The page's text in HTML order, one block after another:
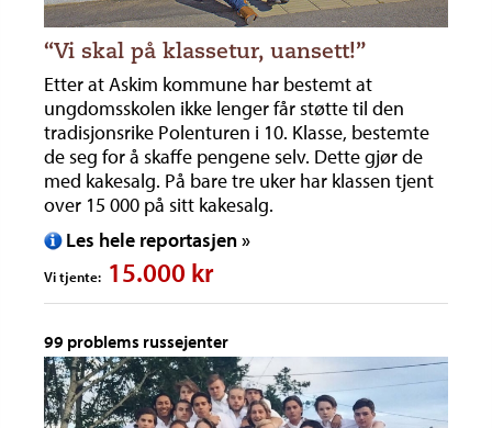
“Vi skal på klassetur, uansett!”
Etter at Askim kommune har bestemt at
ungdomsskolen ikke lenger får støtte til den
tradisjonsrike Polenturen i 10. Klasse, bestemte
de seg for å skaffe pengene selv. Dette gjør de
med kakesalg. På bare tre uker har klassen tjent
over 15 000 på sitt kakesalg.
Les hele reportasjen »
Vi tjente: 15.000 kr
99 problems russejenter